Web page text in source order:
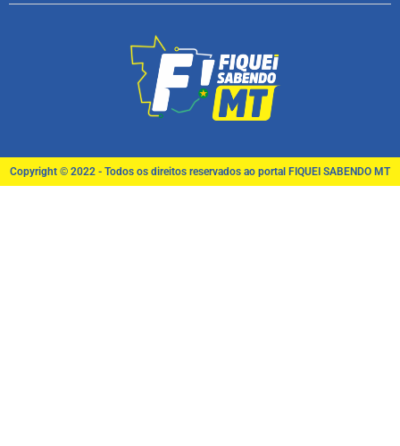
Copyright © 2022 - Todos os direitos reservados ao portal FIQUEI SABENDO MT